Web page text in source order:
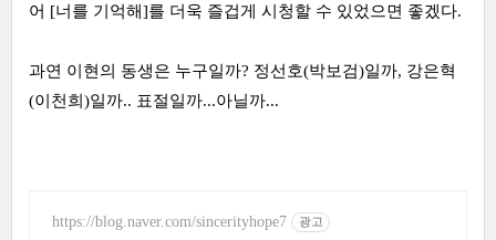
어 [너를 기억해]를 더욱 즐겁게 시청할 수 있었으면 좋겠다.
과연 이현의 동생은 누구일까? 정선호(박보검)일까, 강은혁
(이천희)일까.. 표절일까...아닐까...
https://blog.naver.com/sincerityhope7 광고